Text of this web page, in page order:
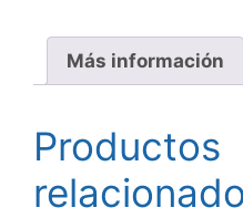
Más información
Productos